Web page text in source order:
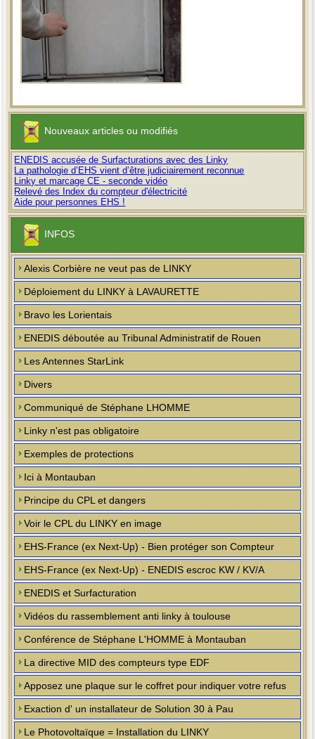
Nouveaux articles ou modifiés
ENEDIS accusée de Surfacturations avec des Linky
La pathologie d’EHS vient d’être judiciairement reconnue
Linky et marcage CE - seconde vidéo
Relevé des Index du compteur d'électricité
Aide pour personnes EHS !
INFOS
Alexis Corbière ne veut pas de LINKY
Déploiement du LINKY à LAVAURETTE
Bravo les Lorientais
ENEDIS déboutée au Tribunal Administratif de Rouen
Les Antennes StarLink
Divers
Communiqué de Stéphane LHOMME
Linky n'est pas obligatoire
Exemples de protections
Ici à Montauban
Principe du CPL et dangers
Voir le CPL du LINKY en image
EHS-France (ex Next-Up) - Bien protéger son Compteur
EHS-France (ex Next-Up) - ENEDIS escroc KW / KV/A
ENEDIS et Surfacturation
Vidéos du rassemblement anti linky à toulouse
Conférence de Stéphane L'HOMME à Montauban
La directive MID des compteurs type EDF
Apposez une plaque sur le coffret pour indiquer votre refus
Exaction d' un installateur de Solution 30 à Pau
Le Photovoltaïque = Installation du LINKY